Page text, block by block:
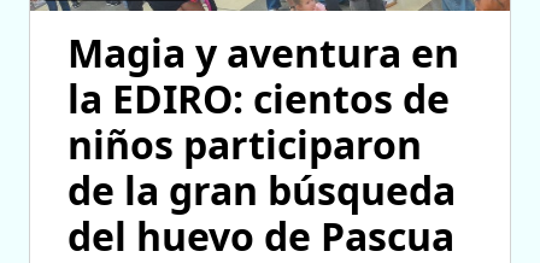
Magia y aventura en
la EDIRO: cientos de
niños participaron
de la gran búsqueda
del huevo de Pascua